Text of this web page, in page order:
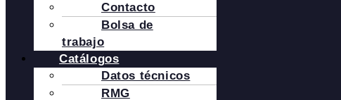
Contacto
Bolsa de
trabajo
Catálogos
Datos técnicos
RMG